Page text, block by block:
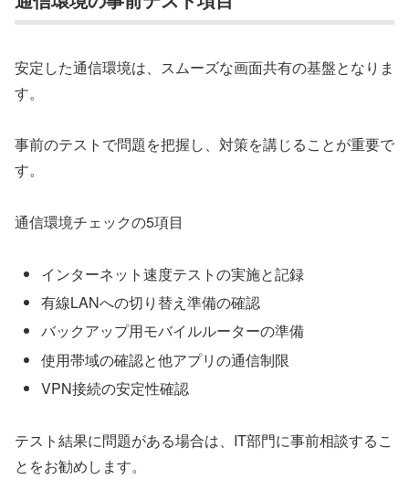
安定した通信環境は、スムーズな画面共有の基盤となりま
す。
事前のテストで問題を把握し、対策を講じることが重要で
す。
通信環境チェックの5項目
インターネット速度テストの実施と記録
有線LANへの切り替え準備の確認
バックアップ用モバイルルーターの準備
使用帯域の確認と他アプリの通信制限
VPN接続の安定性確認
テスト結果に問題がある場合は、IT部門に事前相談するこ
とをお勧めします。